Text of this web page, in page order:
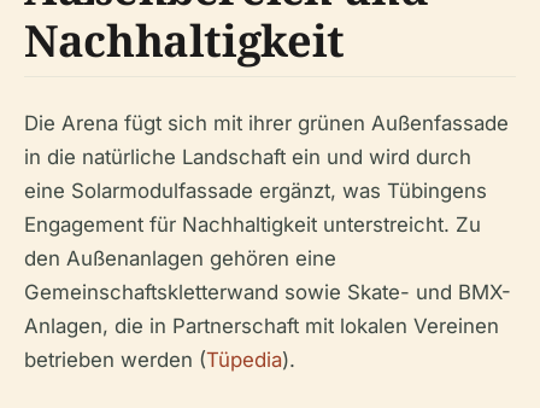
Nachhaltigkeit
Die Arena fügt sich mit ihrer grünen Außenfassade
in die natürliche Landschaft ein und wird durch
eine Solarmodulfassade ergänzt, was Tübingens
Engagement für Nachhaltigkeit unterstreicht. Zu
den Außenanlagen gehören eine
Gemeinschaftskletterwand sowie Skate- und BMX-
Anlagen, die in Partnerschaft mit lokalen Vereinen
betrieben werden (Tüpedia).